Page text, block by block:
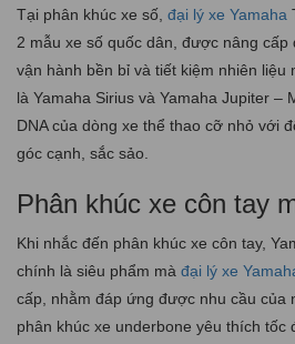
Tại phân khúc xe số, đại lý xe Yamaha
2 mẫu xe số quốc dân, được nâng cấp
vận hành bền bỉ và tiết kiệm nhiên
là Yamaha Sirius và Yamaha Jupiter –
DNA của dòng xe thể thao cỡ nhỏ với
góc cạnh, sắc sảo.
Phân khúc xe côn tay
Khi nhắc đến phân khúc xe côn tay,
chính là siêu phẩm mà đại lý xe
cấp, nhằm đáp ứng được nhu cầu của
phân khúc xe underbone yêu thích tốc